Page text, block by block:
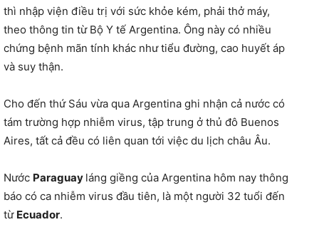
thì nhập viện điều trị với sức khỏe kém, phải thở máy,
theo thông tin từ Bộ Y tế Argentina. Ông này có nhiều
chứng bệnh mãn tính khác như tiểu đường, cao huyết áp
và suy thận.
Cho đến thứ Sáu vừa qua Argentina ghi nhận cả nước có
tám trường hợp nhiễm virus, tập trung ở thủ đô Buenos
Aires, tất cả đều có liên quan tới việc du lịch châu Âu.
Nước Paraguay láng giềng của Argentina hôm nay thông
báo có ca nhiễm virus đầu tiên, là một người 32 tuổi đến
từ Ecuador.